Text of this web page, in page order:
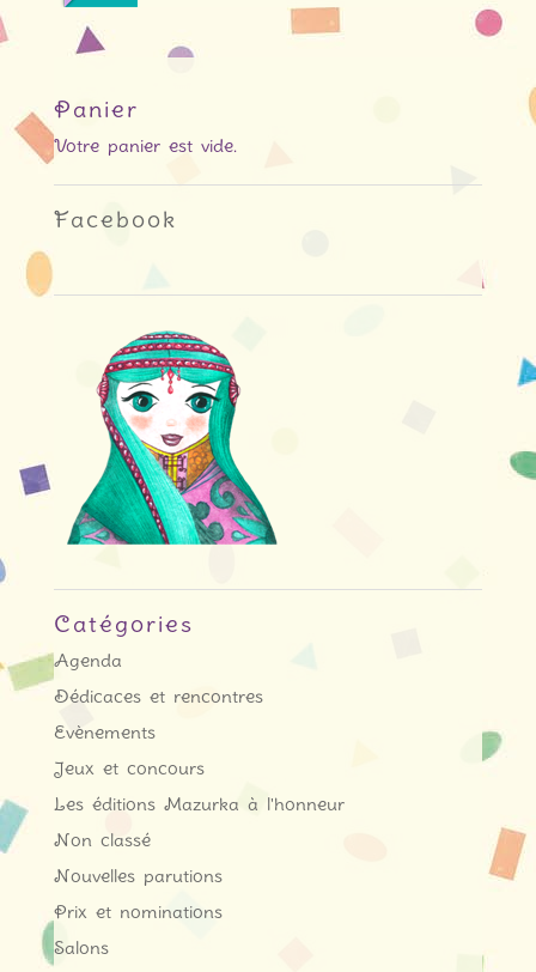
Panier
Votre panier est vide.
Facebook
Catégories
Agenda
Dédicaces et rencontres
Evènements
Jeux et concours
Les éditions Mazurka à l'honneur
Non classé
Nouvelles parutions
Prix et nominations
Salons